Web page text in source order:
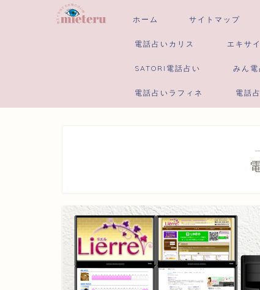
ホーム サイトマップ
電話占いカリス エキサ
SATORI電話占い みん電
電話占いラフィネ 電話